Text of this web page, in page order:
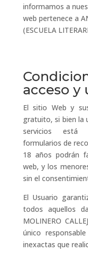
informamos a
web pertenece a
(ESCUELA
acceso y
El sitio Web y
gratuito, si bien la
servicios está
formularios de
18 años podrán
web, y los
sin el
El Usuario
todos aquellos
MOLINERO
único
inexactas que